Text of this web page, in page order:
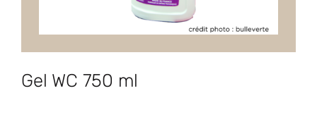
Gel WC 750 ml